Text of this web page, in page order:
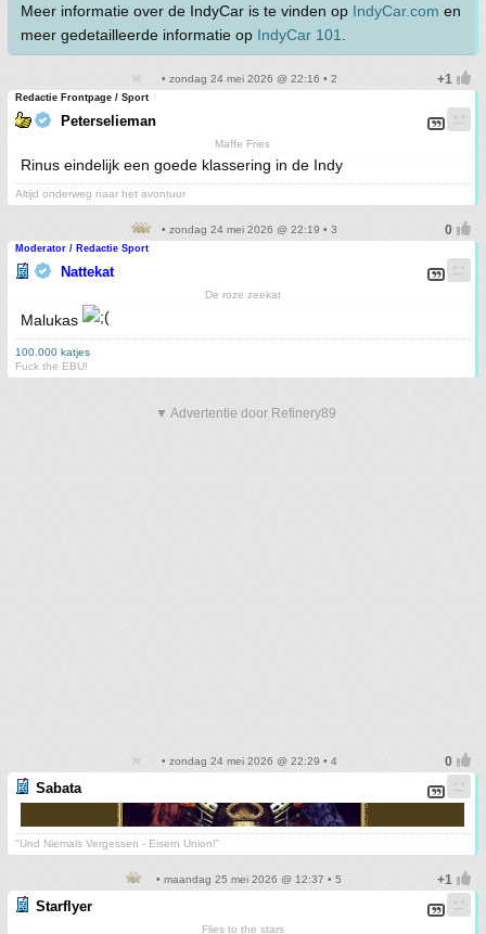
Meer informatie over de IndyCar is te vinden op IndyCar.com en
meer gedetailleerde informatie op IndyCar 101.
• zondag 24 mei 2026 @ 22:16 • 2
Redactie Frontpage / Sport
Peterselieman
Maffe Fries
Rinus eindelijk een goede klassering in de Indy
Altijd onderweg naar het avontuur
• zondag 24 mei 2026 @ 22:19 • 3
Moderator / Redactie Sport
Nattekat
De roze zeekat
Malukas
100.000 katjes
Fuck the EBU!
▼ Advertentie door Refinery89
• zondag 24 mei 2026 @ 22:29 • 4
Sabata
"Und Niemals Vergessen - Eisern Union!"
• maandag 25 mei 2026 @ 12:37 • 5
Starflyer
Flies to the stars